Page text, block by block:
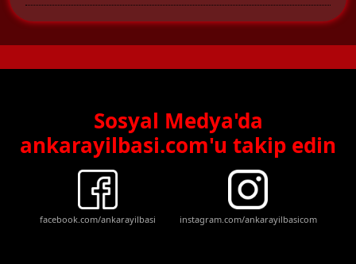
Sosyal Medya'da
ankarayilbasi.com'u takip edin
facebook.com/ankarayilbasi instagram.com/ankarayilbasicom